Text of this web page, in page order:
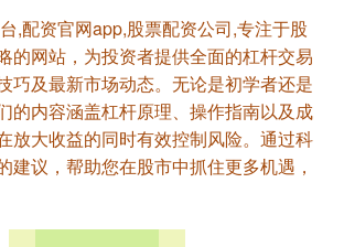
,配资官网app,股票配资公司,专注于股
的网站，为投资者提供全面的杠杆交易
巧及最新市场动态。无论是初学者还是
的内容涵盖杠杆原理、操作指南以及成
放大收益的同时有效控制风险。通过科
建议，帮助您在股市中抓住更多机遇，